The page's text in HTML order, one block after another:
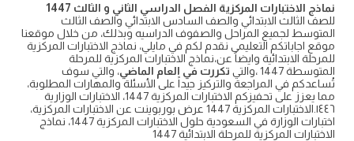
نماذج الاختبارات المركزية الفصل الدراسي الثاني و الثالث 1447
للصف الثالث الابتدائي والصف السادس الابتدائي والصف الثالث
المتوسط لجميع المراحل والصفوف الدراسيه وبذلك، من خلال موقعنا
موقع اجاباتكم التعليمي نقدم لكم في مايلي، نماذج الاختبارات المركزية
للمرحلة الابتدائية وايضاً عن،نماذج الاختبارات المركزية للمرحلة
المتوسطة 1447 ،والتي
تكررت في العام الماضي، والتي سوف
تُساعدكم في المراجعة والتركيز جيداً على الأسئلة والمهارات المطلوبة،
مما يعزز على تحفيزكم الاختبارات المركزية 1447، الاختبارات الوزارية
١٤٤٦.الاختبارات المركزية 1447 عرض بوربوينت عن الاختبارات المركزية،
اختبارات الوزارة في السعودية حلول الاختبارات المركزية 1447، نماذج
الاختبارات المركزية للمرحلة الابتدائية 1447